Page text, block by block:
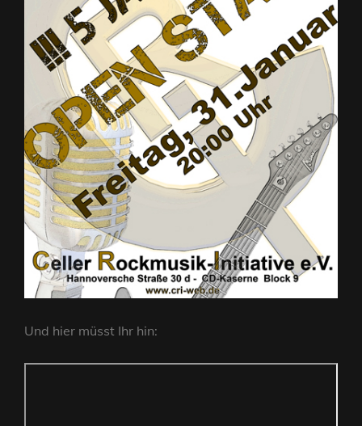
Und hier müsst Ihr hin: